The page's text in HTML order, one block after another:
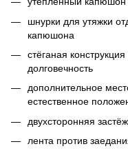
шнурки для утяжки
капюшона
стёганая
долговечность
дополнительное
естественное
двухсторонняя
лента против